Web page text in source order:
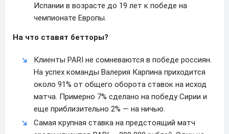
Испании в возрасте до 19 лет к победе на
чемпионате Европы.
На что ставят бетторы?
Клиенты PARI не сомневаются в победе россиян.
На успех команды Валерия Карпина приходится
около 91% от общего оборота ставок на исход
матча. Примерно 7% сделано на победу Сирии и
еще приблизительно 2% — на ничью.
Самая крупная ставка на предстоящий матч